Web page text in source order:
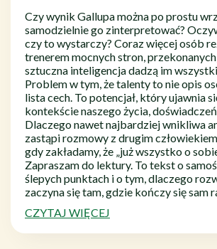
Czy wynik Gallupa można po prostu
samodzielnie go zinterpretować?
czy to wystarczy? Coraz więcej osób
trenerem mocnych stron,
sztuczna inteligencja dadzą im
Problem w tym, że talenty to nie opis
lista cech. To potencjał, który ujawnia
kontekście naszego życia,
Dlaczego nawet najbardziej wnikliwa
zastąpi rozmowy z drugim
gdy zakładamy, że „już wszystko o
Zapraszam do lektury. To tekst o
ślepych punktach i o tym, dlaczego
zaczyna się tam, gdzie kończy się sam
CZYTAJ WIĘCEJ